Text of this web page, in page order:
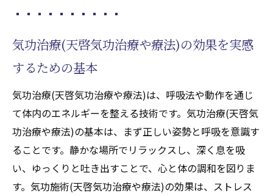
気功治療(天啓気功治療や療法)気を活用した
日常生活の改善
心身を整える気功治療(天啓気功治療や療法)と
座禅の秘訣
気功治療(天啓気功治療や療法)を通じたエネ
ルギーの流れの整え方
座禅で心の平穏を保つ秘訣
日常に取り入れたい気功治療(天啓気功治療
気功治療(天啓気功治療や療法)の効果を実感
するための基本
気功治療(天啓気功治療や療法)は、呼吸法や動作を通じ
て体内のエネルギーを整える技術です。気功治療(天啓気
功治療や療法)の基本は、まず正しい姿勢と呼吸を意識す
ることです。静かな場所でリラックスし、深く息を吸
い、ゆっくりと吐き出すことで、心と体の調和を図りま
す。気功施術(天啓気功治療や療法)の効果は、ストレス